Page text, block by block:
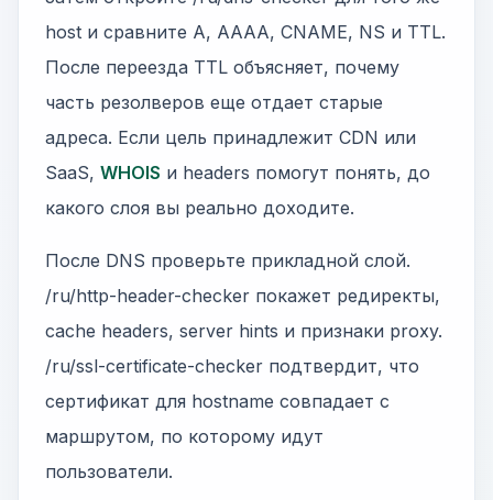
host и сравните A, AAAA, CNAME, NS и TTL.
После переезда TTL объясняет, почему
часть резолверов еще отдает старые
адреса. Если цель принадлежит CDN или
SaaS, WHOIS и headers помогут понять, до
какого слоя вы реально доходите.
После DNS проверьте прикладной слой.
/ru/http-header-checker покажет редиректы,
cache headers, server hints и признаки proxy.
/ru/ssl-certificate-checker подтвердит, что
сертификат для hostname совпадает с
маршрутом, по которому идут
пользователи.